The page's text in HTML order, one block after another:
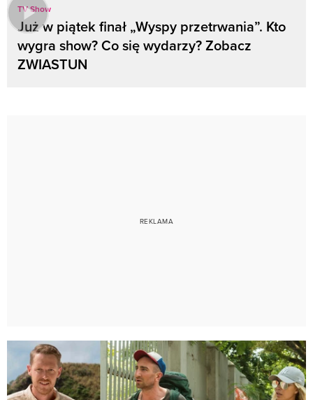
TV Show
Już w piątek finał „Wyspy przetrwania”. Kto
wygra show? Co się wydarzy? Zobacz
ZWIASTUN